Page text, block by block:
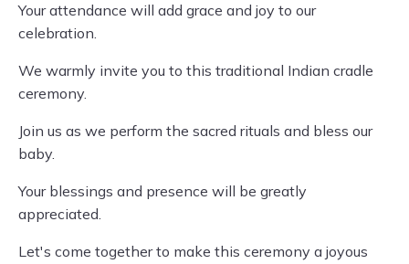
Your attendance will add grace and joy to our
celebration.
We warmly invite you to this traditional Indian cradle
ceremony.
Join us as we perform the sacred rituals and bless our
baby.
Your blessings and presence will be greatly
appreciated.
Let's come together to make this ceremony a joyous